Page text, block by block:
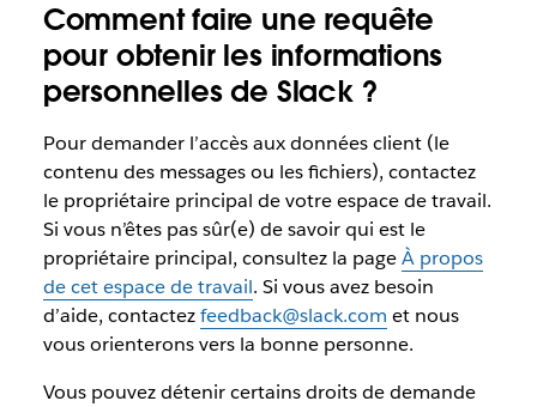
Comment faire une requête
pour obtenir les informations
personnelles de Slack ?
Pour demander l’accès aux données client (le
contenu des messages ou les fichiers), contactez
le propriétaire principal de votre espace de travail.
Si vous n’êtes pas sûr(e) de savoir qui est le
propriétaire principal, consultez la pageÀ propos
de cet espace de travail. Si vous avez besoin
d’aide, contactezfeedback@slack.com et nous
vous orienterons vers la bonne personne.
Vous pouvez détenir certains droits de demande